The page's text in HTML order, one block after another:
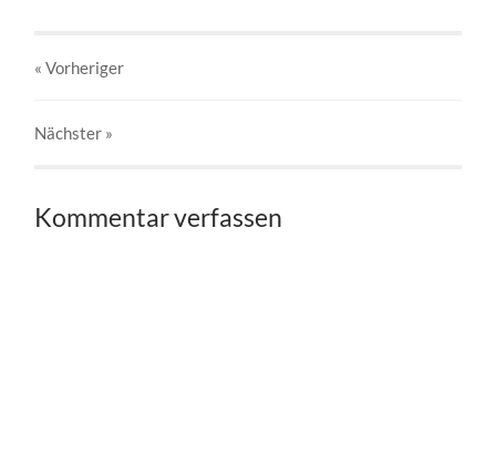
« Vorheriger
Nächster »
Kommentar verfassen